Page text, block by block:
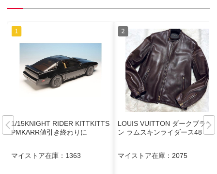
1/15KNIGHT RIDER KITTKITTS
PMKARR値引き終わりに
マイストア在庫： 1363
LOUIS VUITTON ダークブラウ
ン ラムスキンライダース48
マイストア在庫： 2075